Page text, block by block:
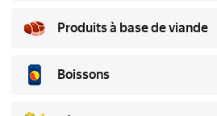
Produits à base de viande
Boissons